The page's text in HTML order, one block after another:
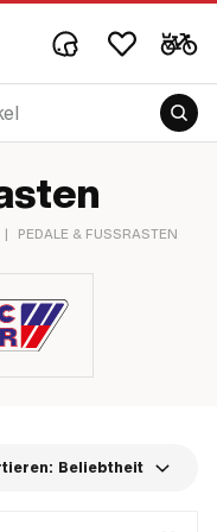
| PEDALE & FUSSRASTEN
Beliebtheit